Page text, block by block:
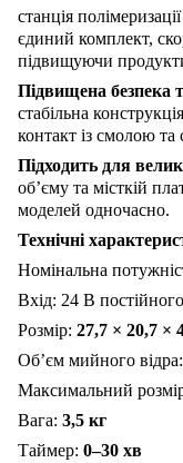
станція
єдиний комплект,
підвищуючи
Підвищена безпека
стабільна
контакт із смолою
Підходить для
об’єму та місткій
моделей одночасно.
Технічні
Номінальна
Вхід: 24 В
Розмір: 27,7 × 20,7 ×
Об’єм мийного відра:
Максимальний
Вага: 3,5 кг
Таймер: 0–30 хв